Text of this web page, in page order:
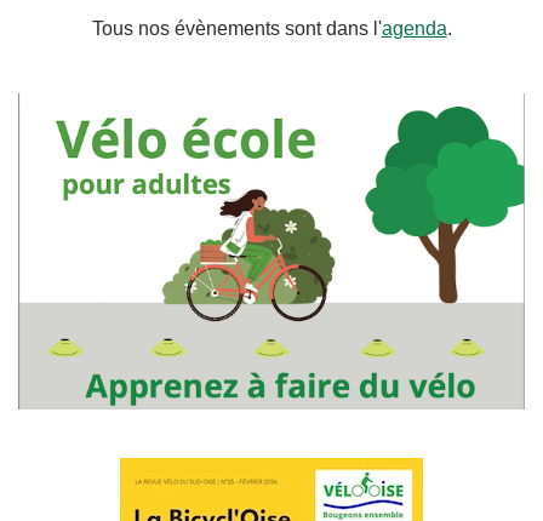
Tous nos évènements sont dans l'agenda.